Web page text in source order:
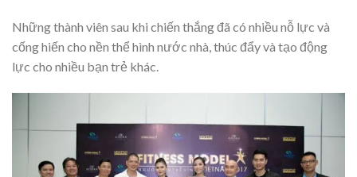
Những thành viên sau khi chiến thắng đã có nhiều nỗ lực và
cống hiến cho nền thể hình nước nhà, thúc đẩy và tạo động
lực cho nhiều bạn trẻ khác.